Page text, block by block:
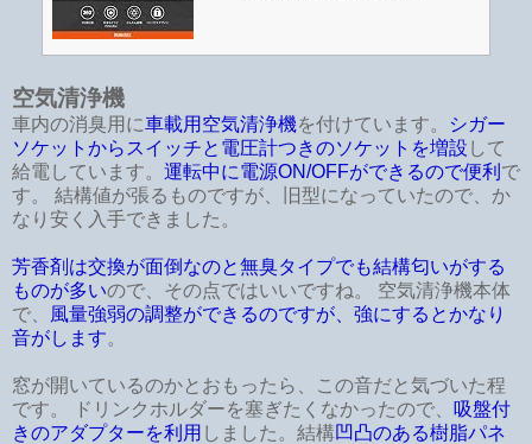
空気清浄機
車内の消臭用に車載用空気清浄機を付けています。
シガー
ソケットからスイッチと電圧計つきのソケットを増設 して
給電しています。 運転中に電源ON/OFFができるので便利 で
す。 結構値が張るものですが、旧型になっていたので、か
なり安く入手できました。
芳香剤は交換が面倒なのと無臭タイプでも結構匂いがする
ものが多いので、その点ではいいですね。 空気清浄機本体
で、
風量強弱の調整ができるのですが、強にするとかなり
音がします。
窓が開いているのかとおもったら、この音だと気づいた程
です。 ドリンクホルダーを塞ぎたくなかったので、
吸盤付
きのアダプターを利用 しました。結構凹凸のある樹脂パネ